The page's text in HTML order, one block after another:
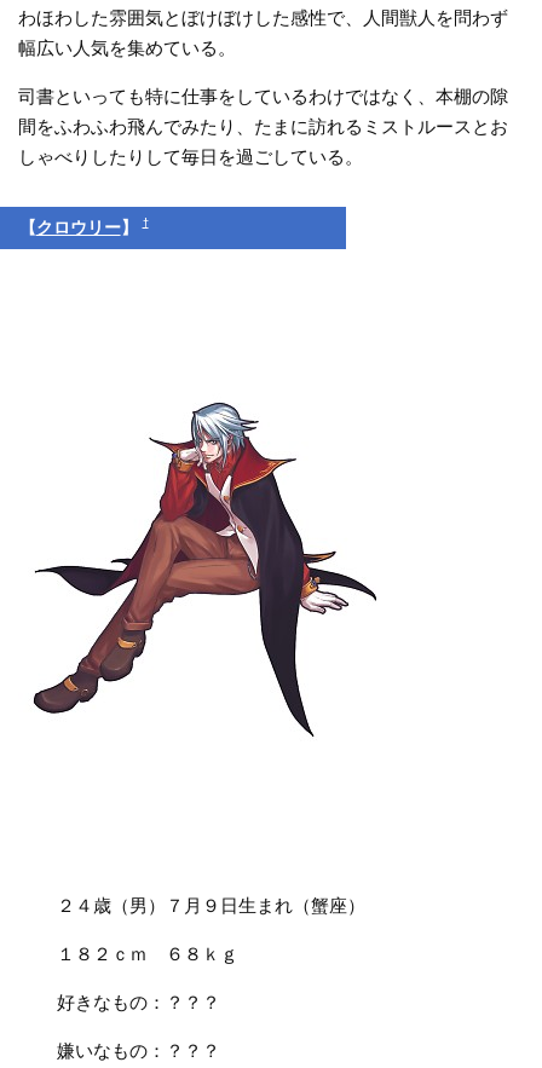
わほわした雰囲気とぼけぼけした感性で、人間獣人を問わず
幅広い人気を集めている。
司書といっても特に仕事をしているわけではなく、本棚の隙
間をふわふわ飛んでみたり、たまに訪れるミストルースとお
しゃべりしたりして毎日を過ごしている。
【クロウリー】†
２４歳（男）７月９日生まれ（蟹座）
１８２ｃｍ ６８ｋｇ
好きなもの：？？？
嫌いなもの：？？？